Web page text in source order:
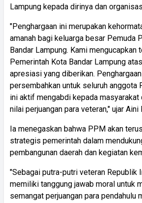
Lampung kepada dirinya dan
"Penghargaan ini merupakan
amanah bagi keluarga besar Pemuda
Bandar Lampung. Kami mengucapkan
Pemerintah Kota Bandar Lampung
apresiasi yang diberikan.
persembahkan untuk seluruh anggota
ini aktif mengabdi kepada masyarakat
nilai perjuangan para veteran," ujar Aini
Ia menegaskan bahwa PPM akan
strategis pemerintah dalam
pembangunan daerah dan kegiatan
"Sebagai putra-putri veteran Republik
memiliki tanggung jawab moral untuk
semangat perjuangan para pendahulu